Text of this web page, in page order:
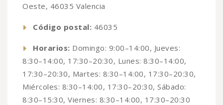
Oeste, 46035 Valencia
Código postal: 46035
Horarios: Domingo: 9:00–14:00, Jueves:
8:30–14:00, 17:30–20:30, Lunes: 8:30–14:00,
17:30–20:30, Martes: 8:30–14:00, 17:30–20:30,
Miércoles: 8:30–14:00, 17:30–20:30, Sábado:
8:30–15:30, Viernes: 8:30–14:00, 17:30–20:30